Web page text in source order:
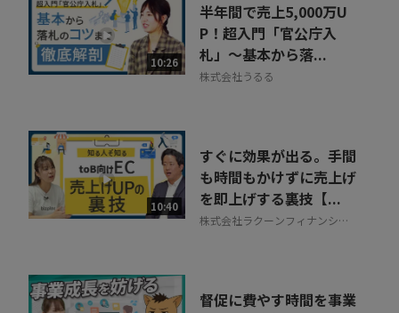
10:26
半年間で売上5,000万U
P！超入門「官公庁入
札」～基本から落...
株式会社うるる
10:40
すぐに効果が出る。手間
も時間もかけずに売上げ
を即上げする裏技【...
株式会社ラクーンフィナンシャ
督促に費やす時間を事業